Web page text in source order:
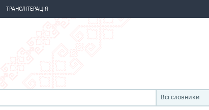
ТРАНСЛІТЕРАЦІЯ
Всі словники